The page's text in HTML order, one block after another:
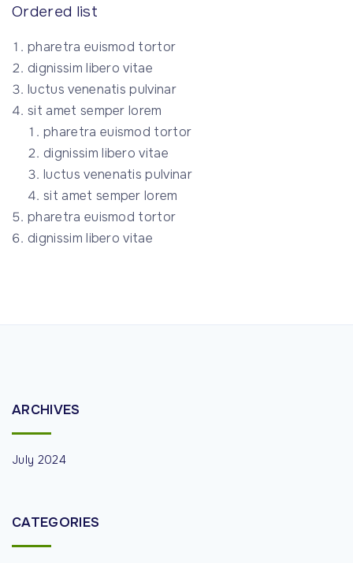
Ordered list
pharetra euismod tortor
dignissim libero vitae
luctus venenatis pulvinar
sit amet semper lorem
pharetra euismod tortor
dignissim libero vitae
luctus venenatis pulvinar
sit amet semper lorem
pharetra euismod tortor
dignissim libero vitae
ARCHIVES
July 2024
CATEGORIES